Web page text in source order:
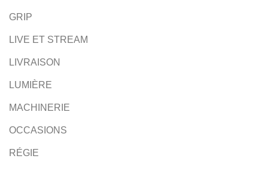
GRIP
LIVE ET STREAM
LIVRAISON
LUMIÈRE
MACHINERIE
OCCASIONS
RÉGIE